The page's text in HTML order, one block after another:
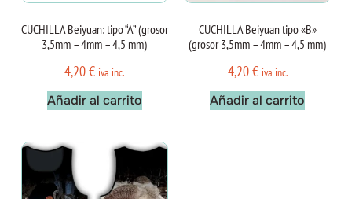
CUCHILLA Beiyuan: tipo “A” (grosor
3,5mm – 4mm – 4,5 mm)
4,20€ iva inc.
Añadir al carrito
CUCHILLA Beiyuan tipo «B»
(grosor 3,5mm – 4mm – 4,5 mm)
4,20€ iva inc.
Añadir al carrito